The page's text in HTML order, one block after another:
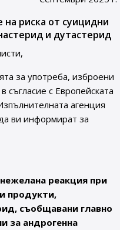
риска от суицидни
и дутастерид
за употреба, изброени
с Европейската
агенция
ви информират за
реакция при
продукти,
съобщавани главно
за андрогенна